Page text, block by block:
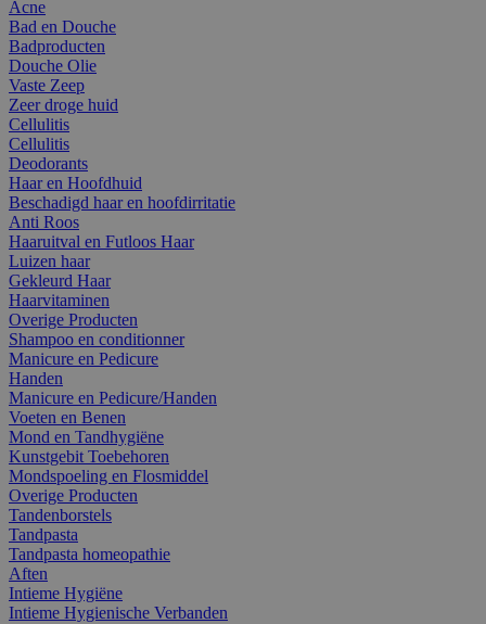
Acne
Bad en Douche
Badproducten
Douche Olie
Vaste Zeep
Zeer droge huid
Cellulitis
Cellulitis
Deodorants
Haar en Hoofdhuid
Beschadigd haar en hoofdirritatie
Anti Roos
Haaruitval en Futloos Haar
Luizen haar
Gekleurd Haar
Haarvitaminen
Overige Producten
Shampoo en conditionner
Manicure en Pedicure
Handen
Manicure en Pedicure/Handen
Voeten en Benen
Mond en Tandhygiëne
Kunstgebit Toebehoren
Mondspoeling en Flosmiddel
Overige Producten
Tandenborstels
Tandpasta
Tandpasta homeopathie
Aften
Intieme Hygiëne
Intieme Hygienische Verbanden